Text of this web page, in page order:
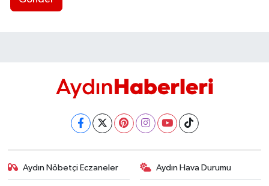
Aydın Nöbetçi Eczaneler Aydın Hava Durumu